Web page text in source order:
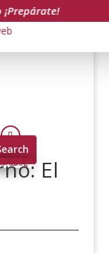
Follow
Blog El